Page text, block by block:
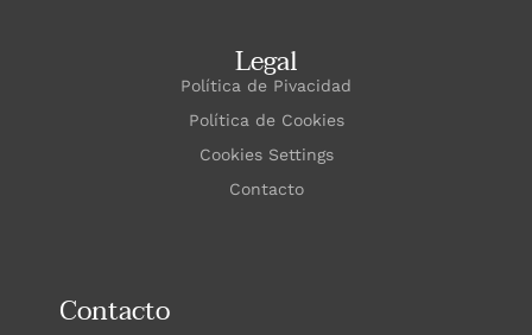
Legal
Política de Pivacidad
Política de Cookies
Cookies Settings
Contacto
Contacto